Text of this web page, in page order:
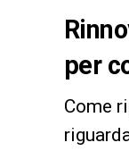
per
Come